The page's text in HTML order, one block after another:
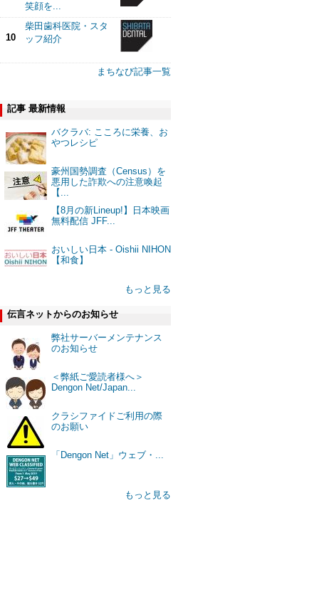
笑顔を...
10
柴田歯科医院・スタ
ッフ紹介
まちなび記事一覧
記事 最新情報
バクラバ: こころに栄養、お
やつレシピ
豪州国勢調査（Census）を
悪用した詐欺への注意喚起
【...
【8月の新Lineup!】日本映画
無料配信 JFF...
おいしい日本 - Oishii NIHON
【和食】
もっと見る
伝言ネットからのお知らせ
弊社サーバーメンテナンス
のお知らせ
＜弊紙ご愛読者様へ＞
Dengon Net/Japan...
クラシファイドご利用の際
のお願い
「Dengon Net」ウェブ・...
もっと見る